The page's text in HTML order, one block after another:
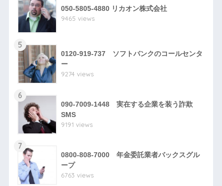
050-5805-4880 リカオン株式会社
9465 views
5
0120-919-737 ソフトバンクのコールセンタ
ー
9274 views
6
090-7009-1448 実在する企業を装う詐欺
SMS
9191 views
7
0800-808-7000 年金委託業者バックスグル
ープ
6763 views